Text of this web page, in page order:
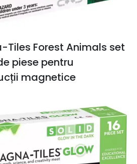
Tiles Forest Animals set
piese pentru
magnetice